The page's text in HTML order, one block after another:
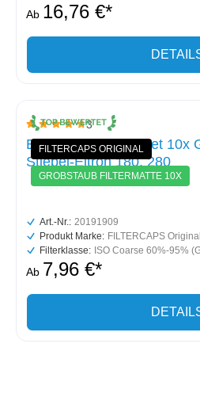
Ab 16,76 €*
FILTERCAPS ORIGINAL
GROBSTAUB FILTERMATTE 10X
Durchschnittliche Bewertung von
3
Ersatzfiltermatten-Set 10x
Stiebel-Eltron 180, 280
Art.-Nr.: 20191909
Produkt Marke: FILTERCAPS Original
Filterklasse: ISO Coarse 60%-95%
Ab 7,96 €*